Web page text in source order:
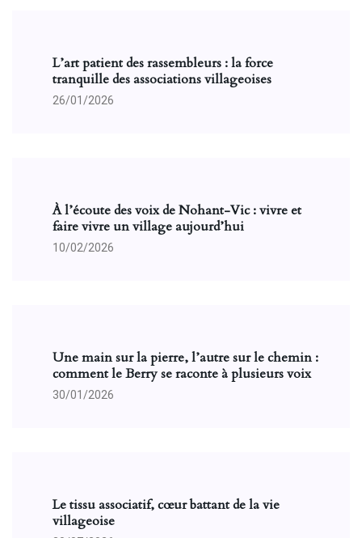
L’art patient des rassembleurs : la force
tranquille des associations villageoises
26/01/2026
À l’écoute des voix de Nohant-Vic : vivre et
faire vivre un village aujourd’hui
10/02/2026
Une main sur la pierre, l’autre sur le chemin :
comment le Berry se raconte à plusieurs voix
30/01/2026
Le tissu associatif, cœur battant de la vie
villageoise